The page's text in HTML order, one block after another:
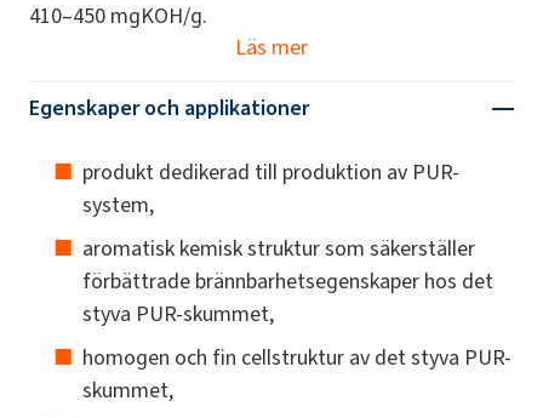
410–450 mgKOH/g.
Läs mer
Egenskaper och applikationer
produkt dedikerad till produktion av PUR-
system,
aromatisk kemisk struktur som säkerställer
förbättrade brännbarhetsegenskaper hos det
styva PUR-skummet,
homogen och fin cellstruktur av det styva PUR-
skummet,